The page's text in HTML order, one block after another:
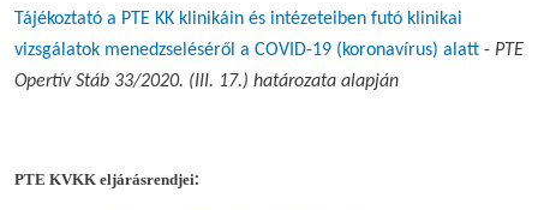
Tájékoztató a PTE KK klinikáin és intézeteiben futó klinikai
vizsgálatok menedzseléséről a COVID-19 (koronavírus) alatt - PTE
Opertív Stáb 33/2020. (III. 17.) határozata alapján
PTE KVKK eljárásrendjei: